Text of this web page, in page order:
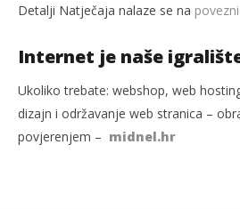
Detalji Natječaja nalaze se na
Internet je naše
Ukoliko trebate: webshop, web
dizajn i održavanje web stranica –
povjerenjem – midnel.hr